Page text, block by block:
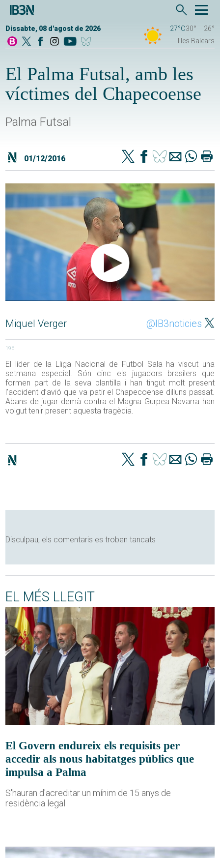
Dissabte, 08 d'agost de 2026 27°C30°
26°
Illes Balears
El Palma Futsal, amb les
víctimes del Chapecoense
Palma Futsal
01/12/2016
Miquel Verger @IB3noticies
196
El líder de la Lliga Nacional de Futbol Sala ha viscut una
setmana especial. Són cinc els jugadors brasilers que
formen part de la seva plantilla i han tingut molt present
l’accident d’avió que va patir el Chapecoense dilluns passat.
Abans de jugar demà contra el Magna Gurpea Navarra han
volgut tenir present aquesta tragèdia.
Disculpau, els comentaris es troben tancats
EL MÉS LLEGIT
El Govern endureix els requisits per
accedir als nous habitatges públics que
impulsa a Palma
S'hauran d'acreditar un mínim de 15 anys de
residència legal